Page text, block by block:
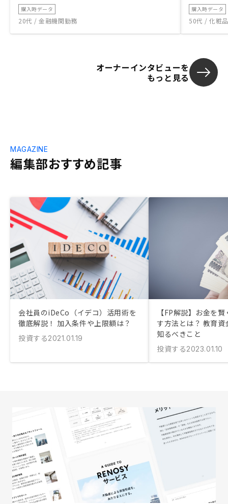
購入時データ
20代 / 金融機関勤務
購入時データ
50代 / 化粧
オーナーインタビューを
もっと見る
編集部おすすめ記事
MAGAZINE
会社員のiDeCo（イデコ）活用術を
徹底解説！ 加入条件や上限額は？
投資する2021.01.19
【FP解説】お金を
す方法とは？ 教育
知るべきこと
投資する2023.01.10